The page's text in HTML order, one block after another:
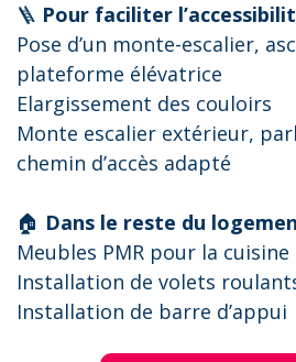
🪜 Pour faciliter
Pose d’un monte-escalier,
plateforme élévatrice
Elargissement des couloirs
Monte escalier extérieur,
chemin d’accès adapté
🏠 Dans le reste du
Meubles PMR pour la cuisine
Installation de volets
Installation de barre d’appui